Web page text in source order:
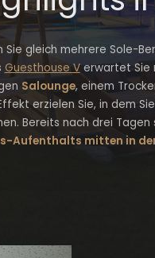
gleich mehrere Sole-
Guesthouse Verwartet Sie
Salounge, einem
erzielen Sie, in dem
Bereits nach drei
Aufenthalts mitten in